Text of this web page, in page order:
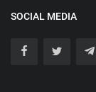
SOCIAL MEDIA